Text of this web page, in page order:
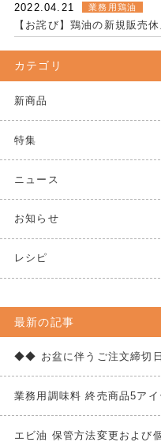
2022.04.21 業務用鶏油
【お詫び】鶏油の新規販売
カテゴリ
新商品
特集
ニュース
お知らせ
レシピ
最新の記事
◆◆ お盆に伴うご注文締切
業務用調味料 終売商品5ア
エビ油 保管方法変更および